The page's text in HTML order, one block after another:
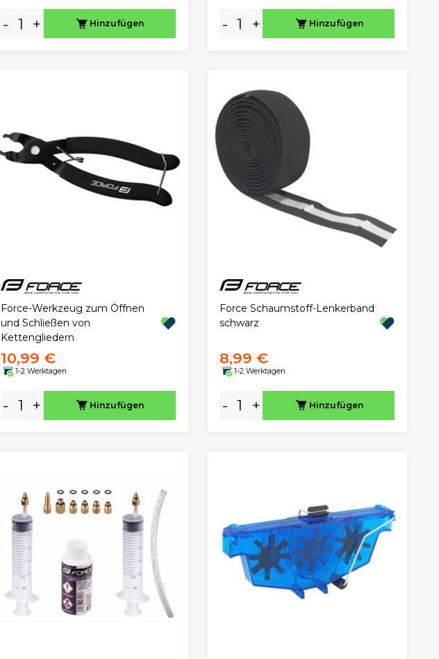
- + Hinzufügen - + Hinzufügen
Force-Werkzeug zum Öffnen
und Schließen von
Kettengliedern
10,99 €
1-2 Werktagen
- + Hinzufügen
Force Schaumstoff-Lenkerband
schwarz
8,99 €
1-2 Werktagen
- + Hinzufügen